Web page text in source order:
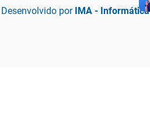
Desenvolvido por IMA -